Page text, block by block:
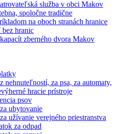
služba v obci Makov
spoločne tradične
na oboch stranách hranice
hranic
zberného dvora Makov
nehnuteľností, za psa, za automaty,
hracie prístroje
psov
ubytovanie
užívanie verejného priestranstva
za odpad